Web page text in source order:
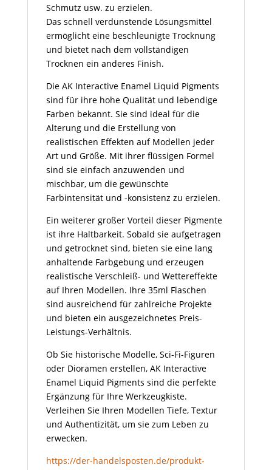
Schmutz usw. zu erzielen.
Das schnell verdunstende Lösungsmittel
ermöglicht eine beschleunigte Trocknung
und bietet nach dem vollständigen
Trocknen ein anderes Finish.
Die AK Interactive Enamel Liquid Pigments
sind für ihre hohe Qualität und lebendige
Farben bekannt. Sie sind ideal für die
Alterung und die Erstellung von
realistischen Effekten auf Modellen jeder
Art und Größe. Mit ihrer flüssigen Formel
sind sie einfach anzuwenden und
mischbar, um die gewünschte
Farbintensität und -konsistenz zu erzielen.
Ein weiterer großer Vorteil dieser Pigmente
ist ihre Haltbarkeit. Sobald sie aufgetragen
und getrocknet sind, bieten sie eine lang
anhaltende Farbgebung und erzeugen
realistische Verschleiß- und Wettereffekte
auf Ihren Modellen. Ihre 35ml Flaschen
sind ausreichend für zahlreiche Projekte
und bieten ein ausgezeichnetes Preis-
Leistungs-Verhältnis.
Ob Sie historische Modelle, Sci-Fi-Figuren
oder Dioramen erstellen, AK Interactive
Enamel Liquid Pigments sind die perfekte
Ergänzung für Ihre Werkzeugkiste.
Verleihen Sie Ihren Modellen Tiefe, Textur
und Authentizität, um sie zum Leben zu
erwecken.
https://der-handelsposten.de/produkt-